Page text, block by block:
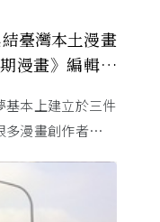
臺灣本土漫畫
漫畫》編輯黃
基本上建立於三件
漫畫創作者從小